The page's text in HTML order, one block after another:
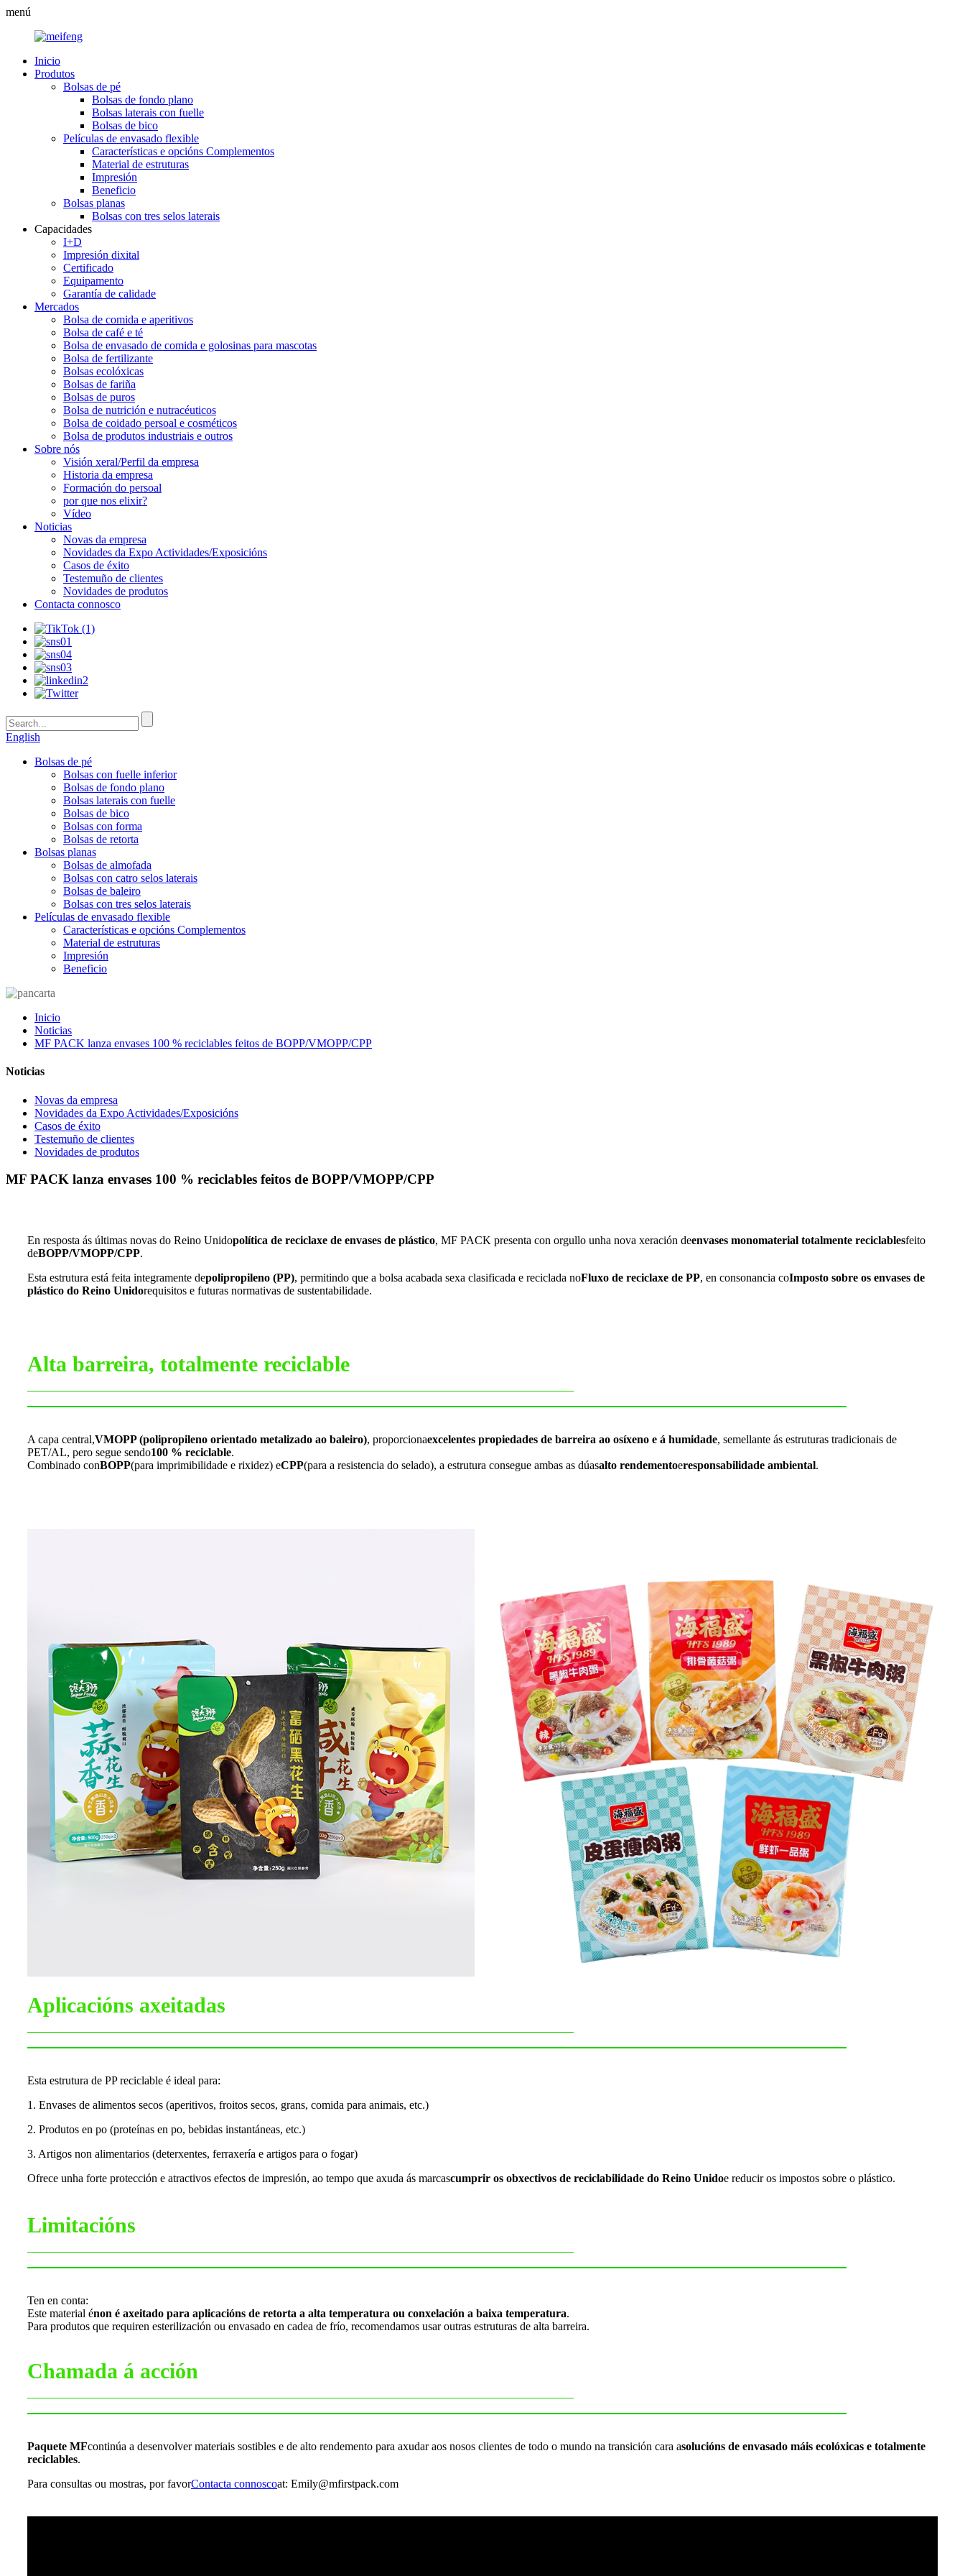
menú
Inicio
Produtos
Bolsas de pé
Bolsas de fondo plano
Bolsas laterais con fuelle
Bolsas de bico
Películas de envasado flexible
Características e opcións Complementos
Material de estruturas
Impresión
Beneficio
Bolsas planas
Bolsas con tres selos laterais
Capacidades
I+D
Impresión dixital
Certificado
Equipamento
Garantía de calidade
Mercados
Bolsa de comida e aperitivos
Bolsa de café e té
Bolsa de envasado de comida e golosinas para mascotas
Bolsa de fertilizante
Bolsas ecolóxicas
Bolsas de fariña
Bolsas de puros
Bolsa de nutrición e nutracéuticos
Bolsa de coidado persoal e cosméticos
Bolsa de produtos industriais e outros
Sobre nós
Visión xeral/Perfil da empresa
Historia da empresa
Formación do persoal
por que nos elixir?
Vídeo
Noticias
Novas da empresa
Novidades da Expo Actividades/Exposicións
Casos de éxito
Testemuño de clientes
Novidades de produtos
Contacta connosco
English
Bolsas de pé
Bolsas con fuelle inferior
Bolsas de fondo plano
Bolsas laterais con fuelle
Bolsas de bico
Bolsas con forma
Bolsas de retorta
Bolsas planas
Bolsas de almofada
Bolsas con catro selos laterais
Bolsas de baleiro
Bolsas con tres selos laterais
Películas de envasado flexible
Características e opcións Complementos
Material de estruturas
Impresión
Beneficio
Inicio
Noticias
MF PACK lanza envases 100 % reciclables feitos de BOPP/VMOPP/CPP
Noticias
Novas da empresa
Novidades da Expo Actividades/Exposicións
Casos de éxito
Testemuño de clientes
Novidades de produtos
MF PACK lanza envases 100 % reciclables feitos de BOPP/VMOPP/CPP
En resposta ás últimas novas do Reino Unidopolítica de reciclaxe de envases de plástico, MF PACK presenta con orgullo unha nova xeración deenvases monomaterial totalmente reciclablesfeito
deBOPP/VMOPP/CPP.
Esta estrutura está feita integramente depolipropileno (PP), permitindo que a bolsa acabada sexa clasificada e reciclada noFluxo de reciclaxe de PP, en consonancia coImposto sobre os envases de
plástico do Reino Unidorequisitos e futuras normativas de sustentabilidade.
Alta barreira, totalmente reciclable
A capa central,VMOPP (polipropileno orientado metalizado ao baleiro), proporcionaexcelentes propiedades de barreira ao osíxeno e á humidade, semellante ás estruturas tradicionais de
PET/AL, pero segue sendo100 % reciclable.
Combinado conBOPP(para imprimibilidade e rixidez) eCPP(para a resistencia do selado), a estrutura consegue ambas as dúasalto rendementoeresponsabilidade ambiental.
Aplicacións axeitadas
Esta estrutura de PP reciclable é ideal para:
1. Envases de alimentos secos (aperitivos, froitos secos, grans, comida para animais, etc.)
2. Produtos en po (proteínas en po, bebidas instantáneas, etc.)
3. Artigos non alimentarios (deterxentes, ferraxería e artigos para o fogar)
Ofrece unha forte protección e atractivos efectos de impresión, ao tempo que axuda ás marcascumprir os obxectivos de reciclabilidade do Reino Unidoe reducir os impostos sobre o plástico.
Limitacións
Ten en conta:
Este material énon é axeitado para aplicacións de retorta a alta temperatura ou conxelación a baixa temperatura.
Para produtos que requiren esterilización ou envasado en cadea de frío, recomendamos usar outras estruturas de alta barreira.
Chamada á acción
Paquete MFcontinúa a desenvolver materiais sostibles e de alto rendemento para axudar aos nosos clientes de todo o mundo na transición cara asolucións de envasado máis ecolóxicas e totalmente
reciclables.
Para consultas ou mostras, por favorContacta connoscoat: Emily@mfirstpack.com